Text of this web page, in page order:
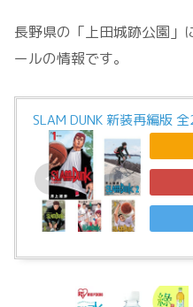
長野県の「上田城跡公園」
ールの情報です。
SLAM DUNK 新装再編版